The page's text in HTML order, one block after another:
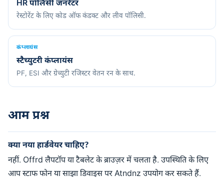
HR पॉलिसी जनरेटर
रेस्टोरेंट के लिए कोड ऑफ कंडक्ट और लीव पॉलिसी.
कंप्लायंस
स्टैच्युटरी कंप्लायंस
PF, ESI और ग्रेच्युटी रजिस्टर वेतन रन के साथ.
आम प्रश्न
क्या नया हार्डवेयर चाहिए?
नहीं. Offrd लैपटॉप या टैबलेट के ब्राउज़र में चलता है. उपस्थिति के लिए
आप स्टाफ फोन या साझा डिवाइस पर Atndnz उपयोग कर सकते हैं.